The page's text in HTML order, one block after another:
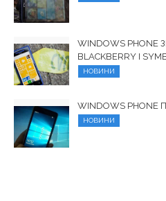
WINDOWS
BLACKBERRY І
НОВИНИ
WINDOWS
НОВИНИ